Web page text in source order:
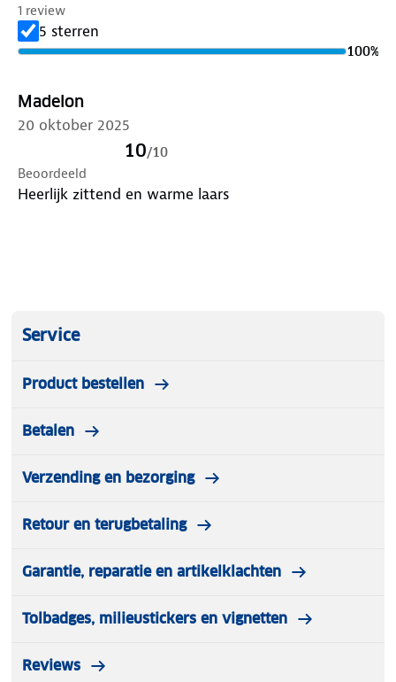
1 review
5 sterren
100%
Madelon
20 oktober 2025
10/10
Beoordeeld
Heerlijk zittend en warme laars
Service
Product bestellen
Betalen
Verzending en bezorging
Retour en terugbetaling
Garantie, reparatie en artikelklachten
Tolbadges, milieustickers en vignetten
Reviews